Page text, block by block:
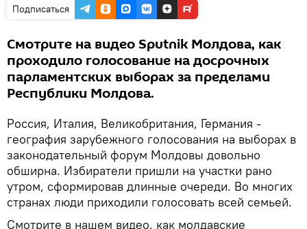
Подписаться
Смотрите на видео Sputnik Молдова, как
проходило голосование на досрочных
парламентских выборах за пределами
Республики Молдова.
Россия, Италия, Великобритания, Германия -
география зарубежного голосования на выборах в
законодательный форум Молдовы довольно
обширна. Избиратели пришли на участки рано
утром, сформировав длинные очереди. Во многих
странах люди приходили голосовать всей семьей.
Смотрите в нашем видео, как молдавские